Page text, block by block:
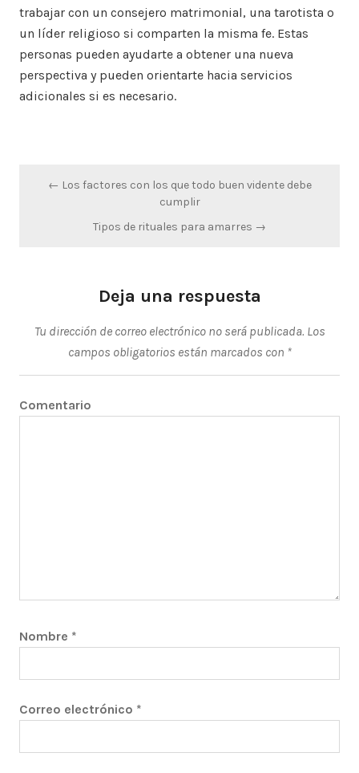
trabajar con un consejero matrimonial, una tarotista o
un líder religioso si comparten la misma fe. Estas
personas pueden ayudarte a obtener una nueva
perspectiva y pueden orientarte hacia servicios
adicionales si es necesario.
Navegación
entradas
← Los factores con los que todo buen vidente debe
cumplir
Tipos de rituales para amarres →
Deja una respuesta
Tu dirección de correo electrónico no será publicada. Los
campos obligatorios están marcados con *
Comentario
Nombre *
Correo electrónico *